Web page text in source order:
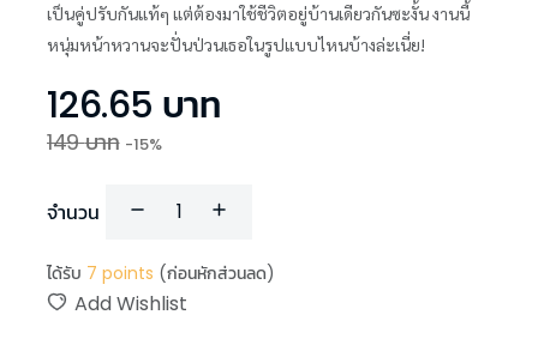
เป็นคู่ปรับกันแท้ๆ แต่ต้องมาใช้ชีวิตอยู่บ้านเดียวกันซะงั้น งานนี้
หนุ่มหน้าหวานจะปั่นป่วนเธอในรูปแบบไหนบ้างล่ะเนี่ย!
126.65 บาท
149บาท -15%
จำนวน
ได้รับ 7 points (ก่อนหักส่วนลด)
Add Wishlist